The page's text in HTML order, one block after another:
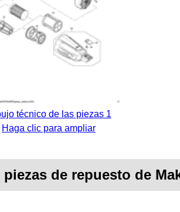
técnico de las piezas 1
Haga clic para ampliar
de repuesto de